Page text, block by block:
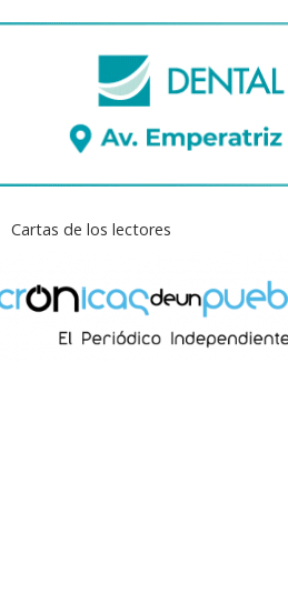
Cartas de los lectores